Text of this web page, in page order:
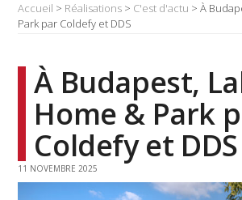
Accueil > Réalisations > C'est d'actu > À
Park par Coldefy et DDS
À Budapest,
Home & Park
Coldefy et DDS
11 NOVEMBRE 2025